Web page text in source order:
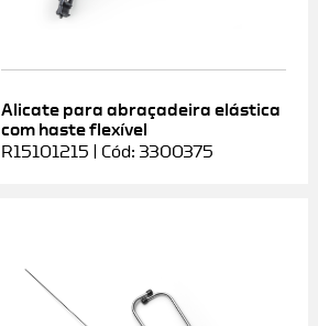
Alicate para abraçadeira elástica
com haste flexível
R15101215 | Cód: 3300375